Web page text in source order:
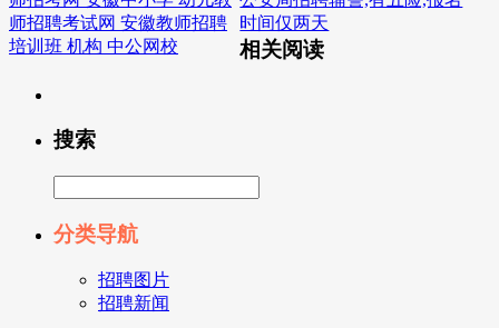
师招聘考试网 安徽教师招聘
培训班 机构 中公网校
时间仅两天
相关阅读
搜索
分类导航
招聘图片
招聘新闻